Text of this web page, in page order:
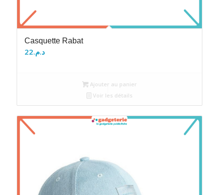
Casquette Rabat
د.م.22
Ajouter au panier
Voir les détails